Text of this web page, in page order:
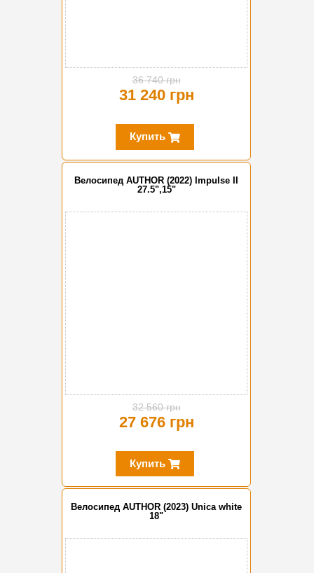
36 740 грн
31 240 грн
Купить
Велосипед AUTHOR (2022) Impulse II
27.5",15"
32 560 грн
27 676 грн
Купить
Велосипед AUTHOR (2023) Unica white
18"